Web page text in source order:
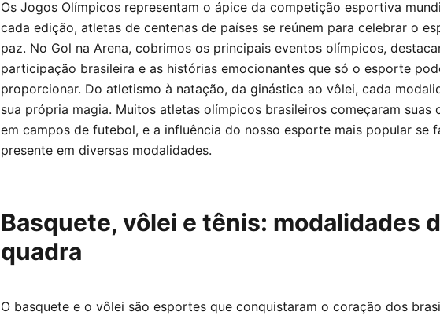
Os Jogos Olímpicos representam o ápice da competição esportiva
cada edição, atletas de centenas de países se reúnem para celebrar o
paz. No Gol na Arena, cobrimos os principais eventos olímpicos,
participação brasileira e as histórias emocionantes que só o esporte
proporcionar. Do atletismo à natação, da ginástica ao vôlei, cada
sua própria magia. Muitos atletas olímpicos brasileiros começaram suas
em campos de futebol, e a influência do nosso esporte mais popular se
presente em diversas modalidades.
Basquete, vôlei e tênis: modalidades
quadra
O basquete e o vôlei são esportes que conquistaram o coração dos